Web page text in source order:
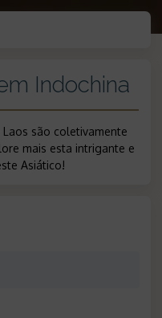
Indochina
Laos são coletivamente
mais esta intrigante e
Asiático!